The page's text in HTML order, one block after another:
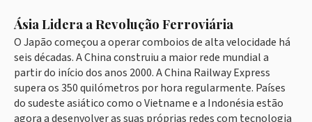
Ásia Lidera a Revolução Ferroviária
O Japão começou a operar comboios de alta velocidade há
seis décadas. A China construiu a maior rede mundial a
partir do início dos anos 2000. A China Railway Express
supera os 350 quilómetros por hora regularmente. Países
do sudeste asiático como o Vietname e a Indonésia estão
agora a desenvolver as suas próprias redes com tecnologia